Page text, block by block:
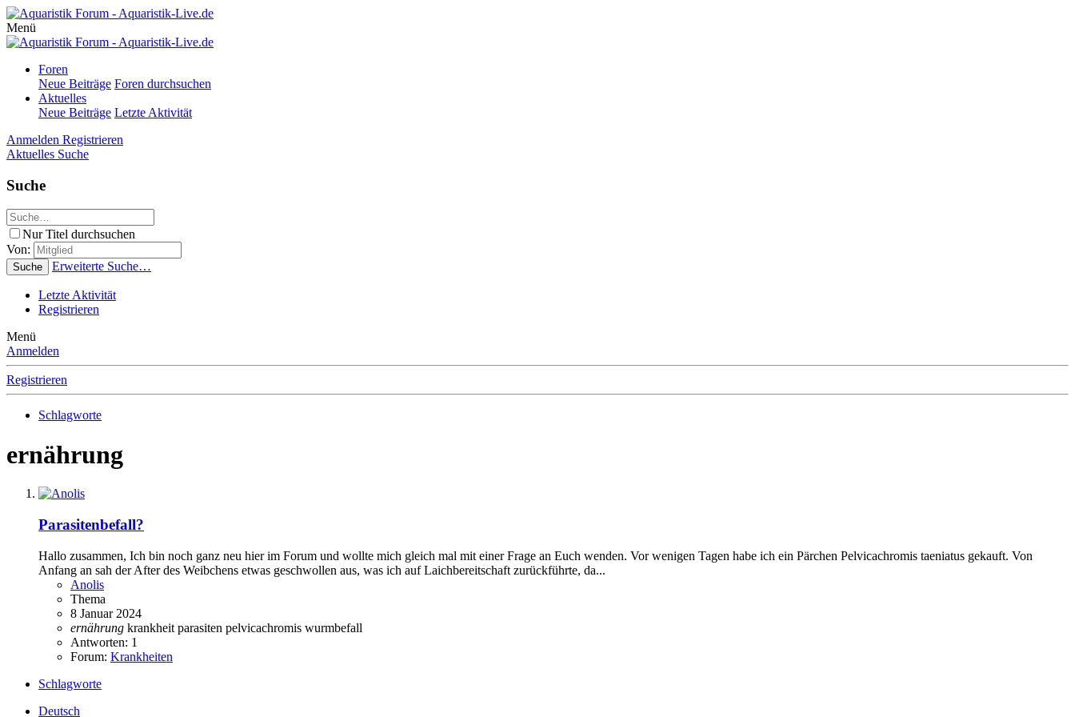
Menü
Foren
Neue Beiträge Foren durchsuchen
Aktuelles
Neue Beiträge Letzte Aktivität
Anmelden Registrieren
Aktuelles Suche
Suche
Nur Titel durchsuchen
Von:
Suche Erweiterte Suche…
Letzte Aktivität
Registrieren
Menü
Anmelden
Registrieren
Schlagworte
ernährung
Parasitenbefall?
Hallo zusammen, Ich bin noch ganz neu hier im Forum und wollte mich gleich mal mit einer Frage an Euch wenden. Vor wenigen Tagen habe ich ein Pärchen Pelvicachromis taeniatus gekauft. Von
Anfang an sah der After des Weibchens etwas geschwollen aus, was ich auf Laichbereitschaft zurückführte, da...
Anolis
Thema
8 Januar 2024
ernährung krankheit parasiten pelvicachromis wurmbefall
Antworten: 1
Forum: Krankheiten
Schlagworte
Deutsch